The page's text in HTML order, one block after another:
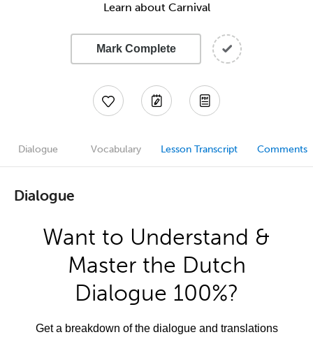
Learn about Carnival
Mark Complete
Dialogue Vocabulary Lesson Transcript Comments
Dialogue
Want to Understand &
Master the Dutch
Dialogue 100%?
Get a breakdown of the dialogue and translations